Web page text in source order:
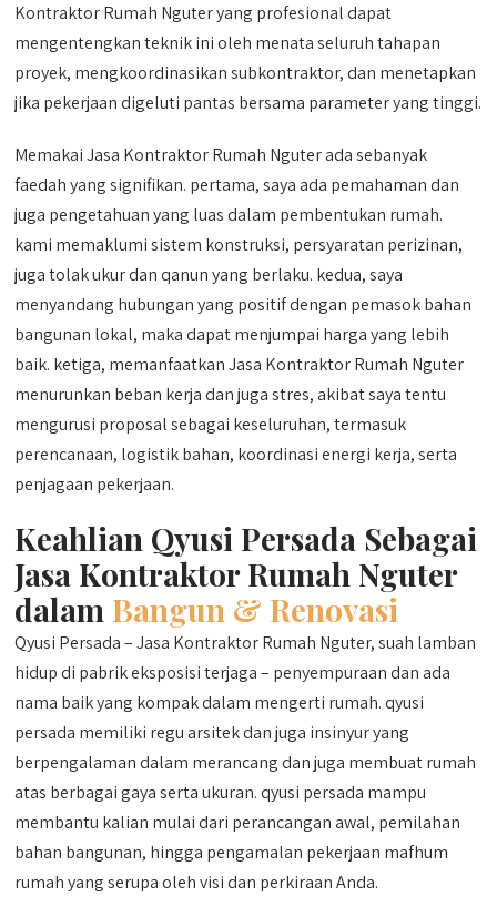
Kontraktor Rumah Nguter yang profesional dapat
mengentengkan teknik ini oleh menata seluruh tahapan
proyek, mengkoordinasikan subkontraktor, dan menetapkan
jika pekerjaan digeluti pantas bersama parameter yang tinggi.
Memakai Jasa Kontraktor Rumah Nguter ada sebanyak
faedah yang signifikan. pertama, saya ada pemahaman dan
juga pengetahuan yang luas dalam pembentukan rumah.
kami memaklumi sistem konstruksi, persyaratan perizinan,
juga tolak ukur dan qanun yang berlaku. kedua, saya
menyandang hubungan yang positif dengan pemasok bahan
bangunan lokal, maka dapat menjumpai harga yang lebih
baik. ketiga, memanfaatkan Jasa Kontraktor Rumah Nguter
menurunkan beban kerja dan juga stres, akibat saya tentu
mengurusi proposal sebagai keseluruhan, termasuk
perencanaan, logistik bahan, koordinasi energi kerja, serta
penjagaan pekerjaan.
Keahlian Qyusi Persada Sebagai
Jasa Kontraktor Rumah Nguter
dalam Bangun & Renovasi
Qyusi Persada – Jasa Kontraktor Rumah Nguter, suah lamban
hidup di pabrik eksposisi terjaga – penyempuraan dan ada
nama baik yang kompak dalam mengerti rumah. qyusi
persada memiliki regu arsitek dan juga insinyur yang
berpengalaman dalam merancang dan juga membuat rumah
atas berbagai gaya serta ukuran. qyusi persada mampu
membantu kalian mulai dari perancangan awal, pemilahan
bahan bangunan, hingga pengamalan pekerjaan mafhum
rumah yang serupa oleh visi dan perkiraan Anda.